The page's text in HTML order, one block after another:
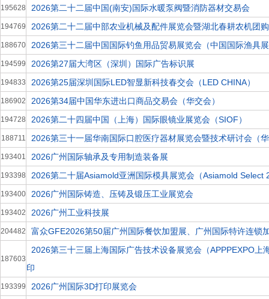
195628 2026第二十二届中国(南安)国际水暖泵阀暨消防器材交易会
194769 2026第二十二届中部农业机械及配件展览会暨湖北春耕农机团
188670 2026第三十二届中国国际钓鱼用品贸易展览会（中国国际渔具
194599 2026第27届大湾区（深圳）国际广告标识展
194833 2026第25届深圳国际LED智显新科技春交会（LED CHINA）
186902 2026第34届中国华东进出口商品交易会（华交会）
194728 2026第二十四届中国（上海）国际眼镜业展览会（SIOF）
188711 2026第三十一届华南国际口腔医疗器材展览会暨技术研讨会（
193401 2026广州国际轴承及专用制造装备展
193398 2026第二十届Asiamold亚洲国际模具展览会（Asiamold Select
193400 2026广州国际铸造、压铸及锻压工业展览会
193402 2026广州工业科技展
204482 富众GFE2026第50届广州国际餐饮加盟展、广州国际特许连锁
187603
2026第三十三届上海国际广告技术设备展览会（APPPEXPO上
印
193399 2026广州国际3D打印展览会